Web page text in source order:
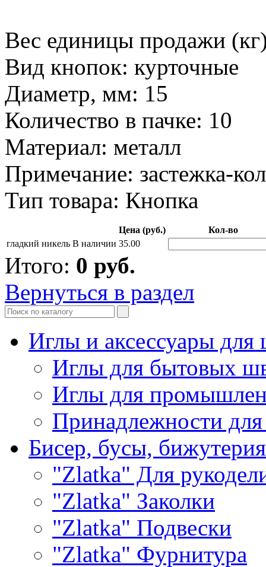
Вес единицы продажи
Вид кнопок: курточные
Диаметр, мм: 15
Количество в пачке: 10
Материал: металл
Примечание: застежка-
Тип товара: Кнопка
Цена (руб.)
Кол-во
гладкий никель В наличии 35.00
Итого: 0 руб.
Вернуться в раздел
Иглы и аксессуары
Иглы для бытовых
Иглы для
Принадлежности
Бисер, бусы, бижутерия
"Zlatka" Для
"Zlatka" Заколки
"Zlatka" Подвески
"Zlatka" Фурнитура